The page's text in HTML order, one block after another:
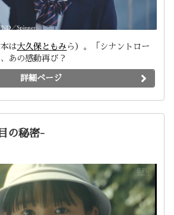
は大久保ともみ ら）。「シナントロー
あの感動再び？
詳細ページ
の秘密-